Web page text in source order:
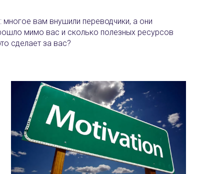
вам внушили переводчики, а они
мимо вас и сколько полезных ресурсов
сделает за вас?